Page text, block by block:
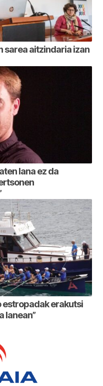
sarea aitzindaria izan
lana ez da
estropadak erakutsi
lanean”